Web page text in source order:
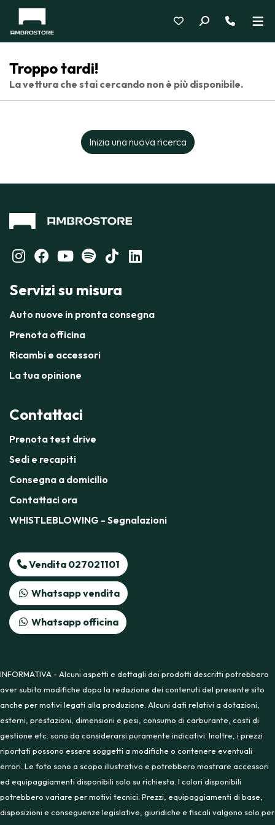
Troppo tardi!
La vettura che stai cercando non è più disponibile.
Inizia una nuova ricerca
Servizi su misura
Auto nuove in pronta consegna
Prenota officina
Ricambi e accessori
La tua opinione
Contattaci
Prenota test drive
Sedi e recapiti
Consegna a domicilio
Contattaci ora
WHISTLEBLOWING - Segnalazioni
Vendita 027021101
Whatsapp vendita
Whatsapp officina
INFORMATIVA - Alcuni aspetti e dettagli dei prodotti descritti potrebbero
aver subito modifiche dopo la redazione dei contenuti del presente sito
anche per motivi legati alla produzione. Alcuni dati relativi a dotazioni,
esterni, prestazioni, dimensioni e pesi, consumo di carburante, costi di
gestione etc. sono da considerarsi puramente indicativi. Inoltre, i prezzi
riportati possono essere soggetti a modifiche o contenere eventuali
errori. Le foto sono a scopo illustrativo e potrebbero mostrare accessori
ed equipaggiamenti disponibili solo su richiesta. I colori disponibili
potrebbero variare per motivi tecnici. Prezzi, equipaggiamenti di base,
disposizioni e conseguenze legislative, giuridiche e fiscali valgono solo per